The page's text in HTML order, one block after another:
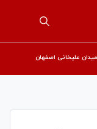
علیخانی اصفهان